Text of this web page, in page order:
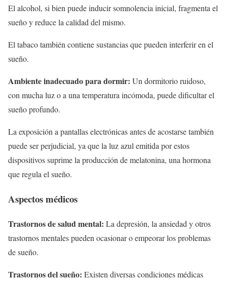
El alcohol, si bien puede inducir somnolencia inicial, fragmenta el
sueño y reduce la calidad del mismo.
El tabaco también contiene sustancias que pueden interferir en el
sueño.
Ambiente inadecuado para dormir: Un dormitorio ruidoso,
con mucha luz o a una temperatura incómoda, puede dificultar el
sueño profundo.
La exposición a pantallas electrónicas antes de acostarse también
puede ser perjudicial, ya que la luz azul emitida por estos
dispositivos suprime la producción de melatonina, una hormona
que regula el sueño.
Aspectos médicos
Trastornos de salud mental: La depresión, la ansiedad y otros
trastornos mentales pueden ocasionar o empeorar los problemas
de sueño.
Trastornos del sueño: Existen diversas condiciones médicas